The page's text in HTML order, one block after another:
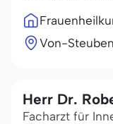
Von-
Herr Dr.
Facharzt für